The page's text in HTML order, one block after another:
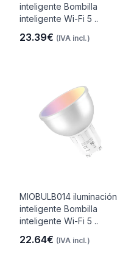
inteligente Bombilla
inteligente Wi-Fi 5 ..
23.39€ (IVA incl.)
MIOBULB014 iluminación
inteligente Bombilla
inteligente Wi-Fi 5 ..
22.64€ (IVA incl.)